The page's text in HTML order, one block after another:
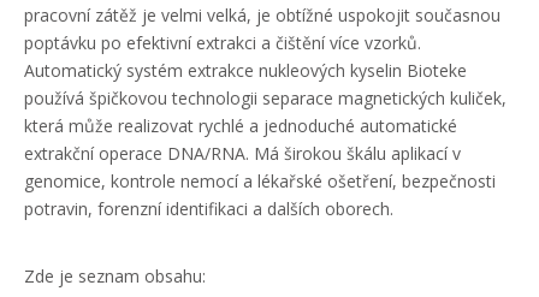
pracovní zátěž je velmi velká, je obtížné uspokojit současnou
poptávku po efektivní extrakci a čištění více vzorků.
Automatický systém extrakce nukleových kyselin Bioteke
používá špičkovou technologii separace magnetických kuliček,
která může realizovat rychlé a jednoduché automatické
extrakční operace DNA/RNA. Má širokou škálu aplikací v
genomice, kontrole nemocí a lékařské ošetření, bezpečnosti
potravin, forenzní identifikaci a dalších oborech.
Zde je seznam obsahu: